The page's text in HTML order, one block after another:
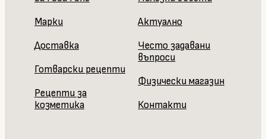
Марки
Доставка
Готварски рецепти
Рецепти за
козметика
Актуално
Често задавани
въпроси
Физически магазин
Контакти